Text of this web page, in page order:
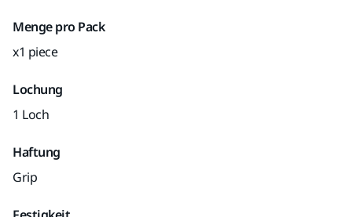
Menge pro Pack
x1 piece
Lochung
1 Loch
Haftung
Grip